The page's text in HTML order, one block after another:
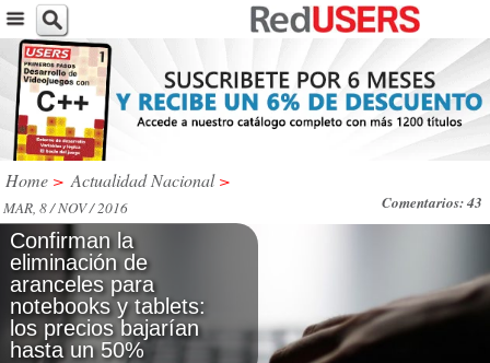
Home > Actualidad Nacional >
Comentarios: 43
MAR, 8 / NOV / 2016
Confirman la
eliminación de
aranceles para
notebooks y tablets:
los precios bajarían
hasta un 50%